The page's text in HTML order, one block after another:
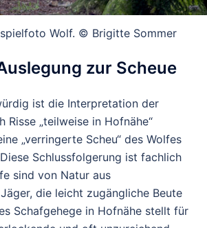
Wolf. © Brigitte Sommer
zur Scheue
ist die Interpretation der
Risse „teilweise in Hofnähe“
„verringerte Scheu“ des Wolfes
Schlussfolgerung ist fachlich
sind von Natur aus
die leicht zugängliche Beute
Schafgehege in Hofnähe stellt für